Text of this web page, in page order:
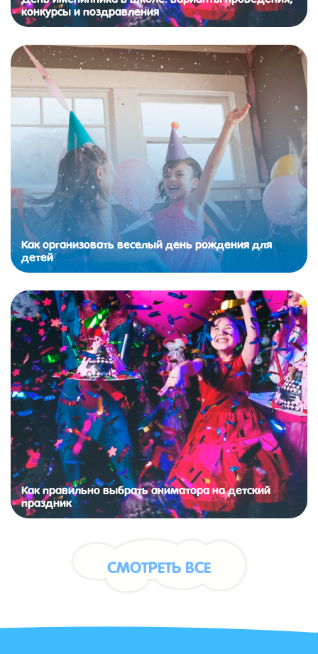
конкурсы и поздравления
Как организовать веселый день рождения для
детей
Как правильно выбрать аниматора на детский
праздник
СМОТРЕТЬ ВСЕ